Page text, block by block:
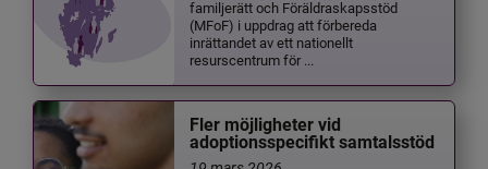
familjerätt och Föräldraskapsstöd
(MFoF) i uppdrag att förbereda
inrättandet av ett nationellt
resurscentrum för ...
Fler möjligheter vid
adoptionsspecifikt samtalsstöd